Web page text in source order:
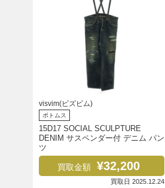
visvim(ビズビム)
ボトムス
15D17 SOCIAL SCULPTURE
DENIM サスペンダー付 デニム パン
ツ
買取金額 ¥32,200
買取日 2025.12.24